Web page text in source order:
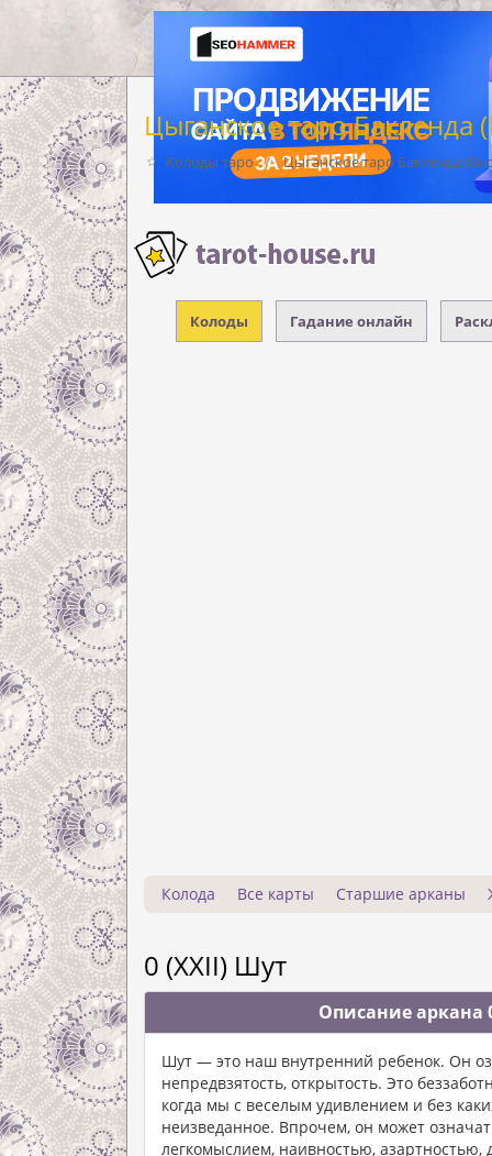
Колоды Гадание онлайн
Цыганское таро Бакленда
Колоды таро Цыганское таро Бакленда
Колода Все карты Старшие арканы
0 (XXII) Шут
Описание аркана
Шут — это наш внутренний ребенок. Он
непредвзятость, открытость. Это
когда мы с веселым удивлением и без
неизведанное. Впрочем, он может
легкомыслием, наивностью,